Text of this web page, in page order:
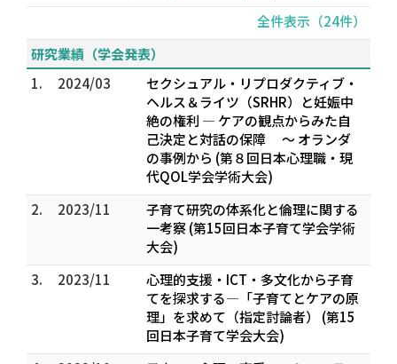
全件表示（24件）
研究業績（学会発表）
1.
2024/03
セクシュアル・リプロダクティブ・
ヘルス＆ライツ（SRHR）と妊娠中
絶の権利 ― ケアの観点からみた自
己決定と対話の保障 ～ オランダ
の事例から (第８回日本心理職・現
代QOL学会学術大会)
2.
2023/11
子育て研究の体系化と倫理に関する
一考察 (第15回日本子育て学会学術
大会)
3.
2023/11
心理的支援・ICT・多文化から子育
てを探求する―「子育てとケアの原
理」を求めて（指定討論者） (第15
回日本子育て学会大会)